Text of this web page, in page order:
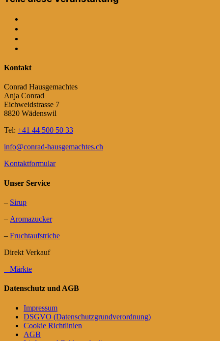
Kontakt
Conrad Hausgemachtes
Anja Conrad
Eichweidstrasse 7
8820 Wädenswil
Tel: +41 44 500 50 33
info@conrad-hausgemachtes.ch
Kontaktformular
Unser Service
– Sirup
– Aromazucker
– Fruchtaufstriche
Direkt Verkauf
– Märkte
Datenschutz und AGB
Impressum
DSGVO (Datenschutzgrundverordnung)
Cookie Richtlinien
AGB